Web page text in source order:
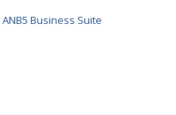
ANB5 Business Suite